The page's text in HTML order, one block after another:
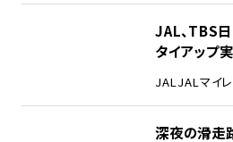
JAL、TBS
タイアップ
JAL JALマイ
深夜の滑走